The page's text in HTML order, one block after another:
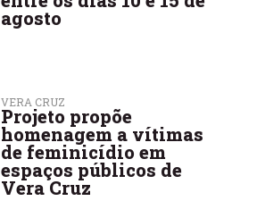
agosto
VERA CRUZ
Projeto propõe
homenagem a vítimas
de feminicídio em
espaços públicos de
Vera Cruz